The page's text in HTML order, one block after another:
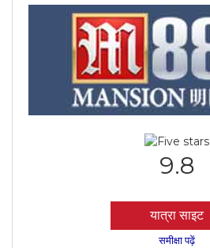
9.8
यात्रा साइट
समीक्षा पढ़ें